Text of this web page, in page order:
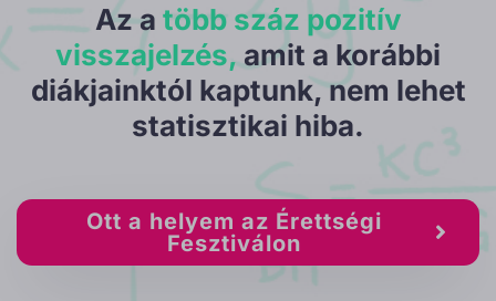
Az a több száz pozitív
visszajelzés, amit a korábbi
diákjainktól kaptunk, nem lehet
statisztikai hiba.
Ott a helyem az Érettségi
Fesztiválon